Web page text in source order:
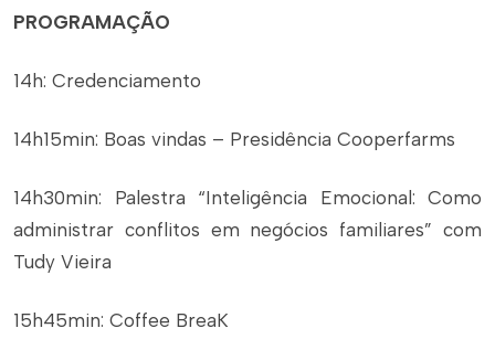
PROGRAMAÇÃO
14h: Credenciamento
14h15min: Boas vindas – Presidência Cooperfarms
14h30min: Palestra “Inteligência Emocional: Como
administrar conflitos em negócios familiares” com
Tudy Vieira
15h45min: Coffee BreaK